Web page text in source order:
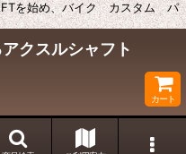
を始め、バイク カスタム パ
クスルシャフト
カート